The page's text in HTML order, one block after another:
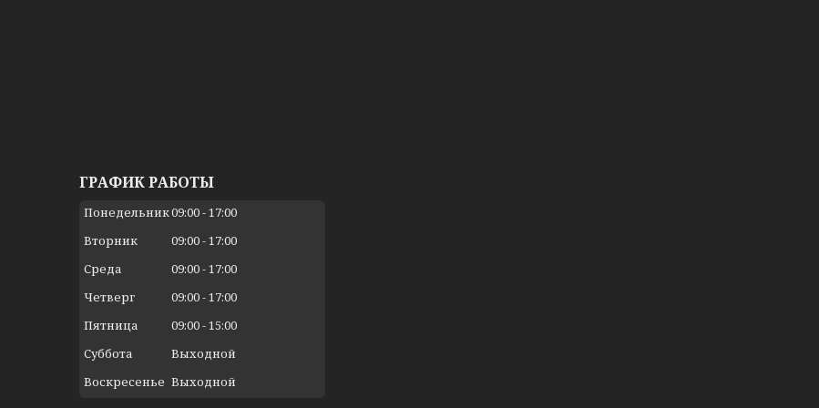
ГРАФИК РАБОТЫ
Понедельник09:00 17:00
Вторник
09:00 17:00
Среда
09:00 17:00
Четверг
09:00 17:00
Пятница
09:00 15:00
Суббота
Выходной
Воскресенье Выходной